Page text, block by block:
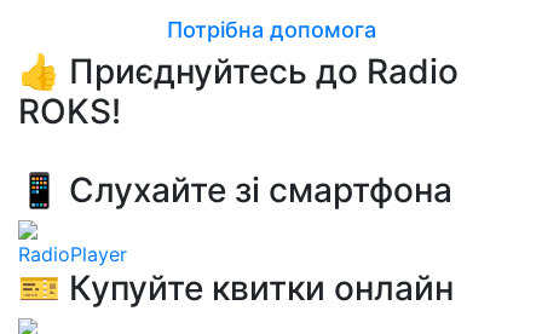
Потрібна допомога
👍 Приєднуйтесь до Radio
ROKS!
📱 Слухайте зі смартфона
RadioPlayer
🎫 Купуйте квитки онлайн